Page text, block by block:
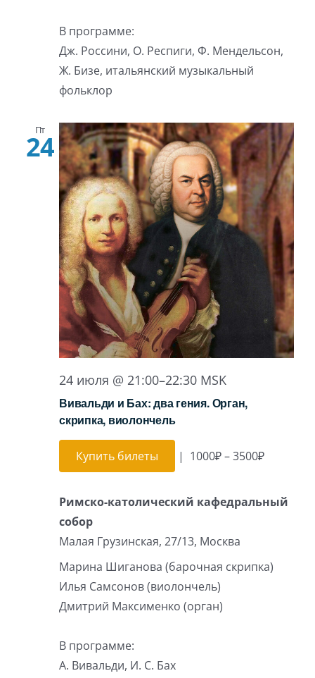
В программе:
Дж. Россини, О. Респиги, Ф. Мендельсон,
Ж. Бизе, итальянский музыкальный
фольклор
Пт
24
24 июля @ 21:00–22:30 MSK
Вивальди и Бах: два гения. Орган,
скрипка, виолончель
Купить билеты | 1000₽ – 3500₽
Римско-католический кафедральный
собор
Малая Грузинская, 27/13, Москва
Марина Шиганова (барочная скрипка)
Илья Самсонов (виолончель)
Дмитрий Максименко (орган)
В программе:
А. Вивальди, И. С. Бах